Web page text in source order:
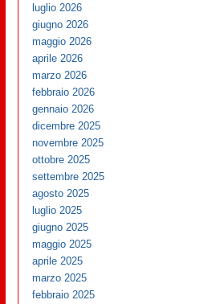
luglio 2026
giugno 2026
maggio 2026
aprile 2026
marzo 2026
febbraio 2026
gennaio 2026
dicembre 2025
novembre 2025
ottobre 2025
settembre 2025
agosto 2025
luglio 2025
giugno 2025
maggio 2025
aprile 2025
marzo 2025
febbraio 2025